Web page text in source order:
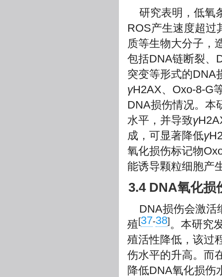
研究表明，低氧
ROS产生速度超过
质等生物大分子，
包括DNA链断裂、
突变等形式的DNA
γH2AX、Oxo-8-G
DNA损伤情况。本
水平，并导致γ
成，可显著降低γ
氧化损伤标记物
能诱导颗粒细胞产
3.4 DNA氧化损
DNA损伤会激活
殖[37-38]。本研究
殖活性降低，该过
伤水平的升高。而
降低DNA氧化损伤